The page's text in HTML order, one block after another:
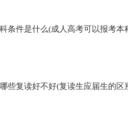
条件是什么(成人高考可以报考本
些复读好不好(复读生应届生的区